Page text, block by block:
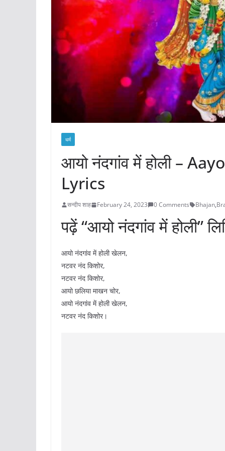
धर्म
आयो नंदगांव में होली –
Lyrics
सन्दीप शाह February 24, 2023 0 Comments Bhajan,
पढ़ें “आयो नंदगांव में होली”
आयो नंदगांव में होली खेलन,
नटवर नंद किशोर,
नटवर नंद किशोर,
आयो छलिया माखन चोर,
आयो नंदगांव में होली खेलन,
नटवर नंद किशोर।